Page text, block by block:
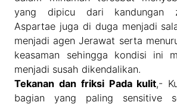
yang dipicu dari kandungan
Aspartae juga di duga menjadi
menjadi agen Jerawat serta
keasaman sehingga kondisi ini
menjadi susah dikendalikan.
Tekanan dan friksi Pada kulit,-
bagian yang paling sensitive